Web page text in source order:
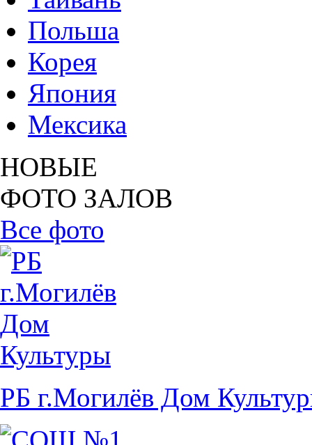
Польша
Корея
Япония
Мексика
НОВЫЕ
ФОТО ЗАЛОВ
Все фото
РБ г.Могилёв Дом